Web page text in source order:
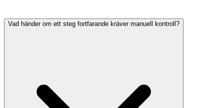
Vad händer om ett steg fortfarande kräver manuell kontroll?